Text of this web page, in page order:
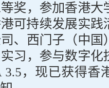
奖，参加香港大
可持续发展实
、西门子（中国
实习，参与数字
3.5，现已获得香